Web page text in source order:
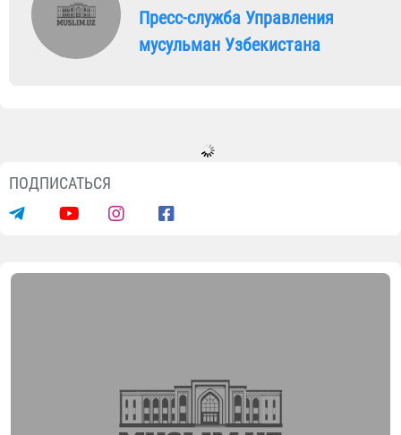
Пресс-служба Управления
мусульман Узбекистана
ПОДПИСАТЬСЯ